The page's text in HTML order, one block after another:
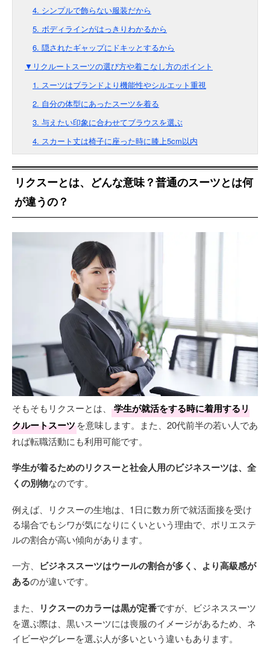
4. シンプルで飾らない服装だから
5. ボディラインがはっきりわかるから
6. 隠されたギャップにドキッとするから
▼リクルートスーツの選び方や着こなし方のポイント
1. スーツはブランドより機能性やシルエット重視
2. 自分の体型にあったスーツを着る
3. 与えたい印象に合わせてブラウスを選ぶ
4. スカート丈は椅子に座った時に膝上5cm以内
リクスーとは、どんな意味？普通のスーツとは何
が違うの？
そもそもリクスーとは、
学生が就活をする時に着用するリ
クルートスーツを意味します。また、20代前半の若い人であ
れば転職活動にも利用可能です。
学生が着るためのリクスーと社会人用のビジネスーツは、全
くの別物なのです。
例えば、リクスーの生地は、1日に数カ所で就活面接を受け
る場合でもシワが気になりにくいという理由で、ポリエステ
ルの割合が高い傾向があります。
一方、 ビジネススーツはウールの割合が多く、より高級感が
あるのが違いです。
また、 リクスーのカラーは黒が定番ですが、ビジネススーツ
を選ぶ際は、黒いスーツには喪服のイメージがあるため、ネ
イビーやグレーを選ぶ人が多いという違いもあります。